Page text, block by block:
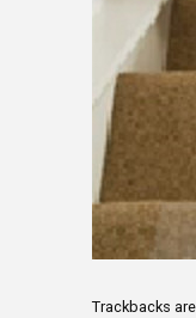
Trackbacks